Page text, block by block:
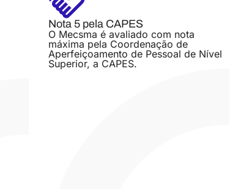
Nota 5 pela CAPES
O Mecsma é avaliado com nota
máxima pela Coordenação de
Aperfeiçoamento de Pessoal de Nível
Superior, a CAPES.